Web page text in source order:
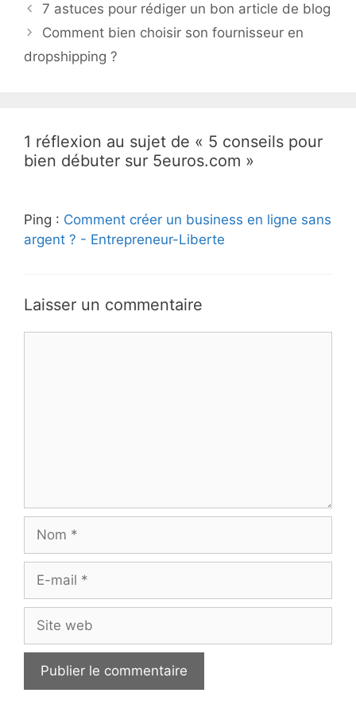
7 astuces pour rédiger un bon article de blog
Comment bien choisir son fournisseur en
dropshipping ?
1 réflexion au sujet de « 5 conseils pour
bien débuter sur 5euros.com »
Ping : Comment créer un business en ligne sans
argent ? - Entrepreneur-Liberte
Laisser un commentaire
mail
web